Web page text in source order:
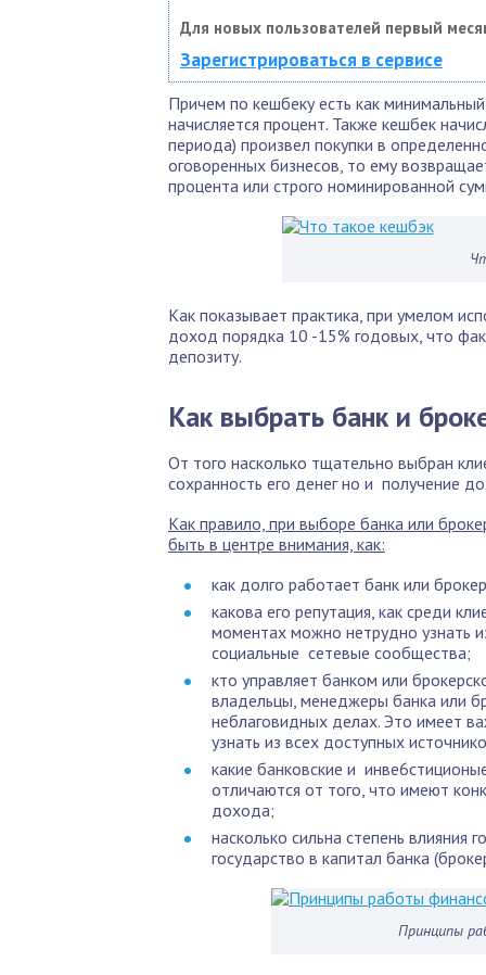
Для новых пользователей первый
Зарегистрироваться в сервисе
Причем по кешбеку есть как
начисляется процент. Также кешбек
периода) произвел покупки в
оговоренных бизнесов, то ему
процента или строго номинированной
Как показывает практика, при умелом
доход порядка 10 -15% годовых, что
депозиту.
Как выбрать банк и
От того насколько тщательно выбран
сохранность его денег но и получение
Как правило, при выборе банка или
быть в центре внимания, как:
как долго работает банк или
какова его репутация, как среди
моментах можно нетрудно узнать
социальные сетевые сообщества;
кто управляет банком или
владельцы, менеджеры банка или
неблаговидных делах. Это имеет
узнать из всех доступных
какие банковские и
отличаются от того, что имеют
дохода;
насколько сильна степень влияния
государство в капитал банка
Принципы